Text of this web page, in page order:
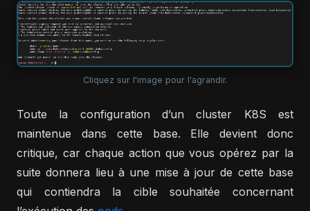
Cliquez sur l'image pour l'agrandir.
Toute la configuration d’un cluster K8S est
maintenue dans cette base. Elle devient donc
critique, car chaque action que vous opérez par la
suite donnera lieu à une mise à jour de cette base
qui contiendra la cible souhaitée concernant